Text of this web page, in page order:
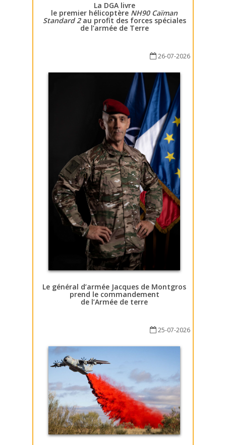
La DGA livre
le premier hélicoptère NH90 Caïman
Standard 2au profit des forces spéciales
de l’armée de Terre
26-07-2026
Le général d’armée Jacques de Montgros
prend le commandement
de l’Armée de terre
25-07-2026